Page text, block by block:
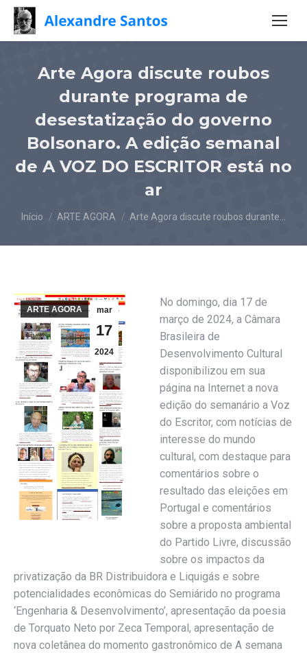
Arte Agora discute roubos
durante programa de
desestatização do governo
Bolsonaro. A edição semanal
de A VOZ DO ESCRITOR está no
ar
Você está aqui:
Início ARTE AGORA Arte Agora discute roubos durante…
mar
17
2024
ARTE AGORA
No domingo, dia 17 de
março de 2024, a Câmara
Brasileira de
Desenvolvimento Cultural
disponibilizou em sua
página na Internet a nova
edição do semanário a Voz
do Escritor, com notícias de
interesse do mundo
cultural, com destaque para
comentários sobre o
resultado das eleições em
Portugal e comentários
sobre a proposta ambiental
do Partido Livre, discussão
sobre os impactos da
privatização da BR Distribuidora e Liquigás e sobre
potencialidades econômicas do Semiárido no programa
‘Engenharia & Desenvolvimento’, apresentação da poesia
de Torquato Neto por Zeca Temporal, apresentação de
nova coletânea do momento gastronômico de A semana